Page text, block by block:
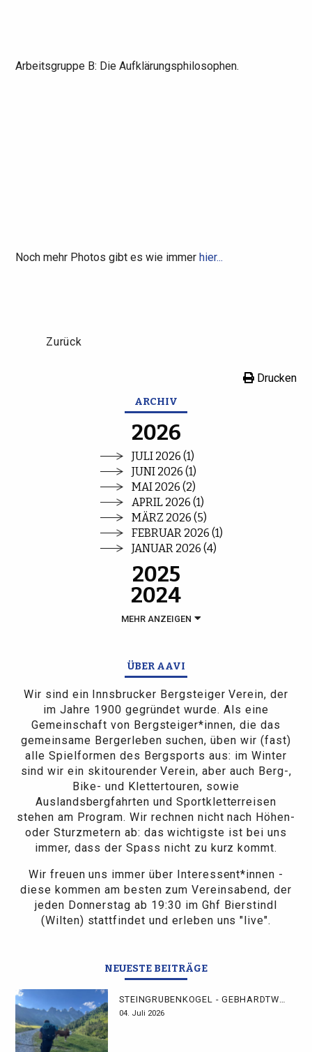
Arbeitsgruppe B: Die Aufklärungsphilosophen.
Noch mehr Photos gibt es wie immer hier...
Zurück
Drucken
ARCHIV
2026
JULI 2026 (1)
JUNI 2026 (1)
MAI 2026 (2)
APRIL 2026 (1)
MÄRZ 2026 (5)
FEBRUAR 2026 (1)
JANUAR 2026 (4)
2025
2024
MEHR ANZEIGEN
ÜBER AAVI
Wir sind ein Innsbrucker Bergsteiger Verein, der
im Jahre 1900 gegründet wurde. Als eine
Gemeinschaft von Bergsteiger*innen, die das
gemeinsame Bergerleben suchen, üben wir (fast)
alle Spielformen des Bergsports aus: im Winter
sind wir ein skitourender Verein, aber auch Berg-,
Bike- und Klettertouren, sowie
Auslandsbergfahrten und Sportkletterreisen
stehen am Program. Wir rechnen nicht nach Höhen-
oder Sturzmetern ab: das wichtigste ist bei uns
immer, dass der Spass nicht zu kurz kommt.
Wir freuen uns immer über Interessent*innen -
diese kommen am besten zum Vereinsabend, der
jeden Donnerstag ab 19:30 im Ghf Bierstindl
(Wilten) stattfindet und erleben uns "live".
NEUESTE BEITRÄGE
STEINGRUBENKOGEL - GEBHARDTWEG
04. Juli 2026